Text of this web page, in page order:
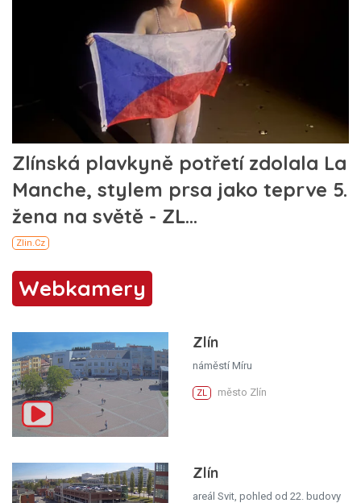
Webkamery
Zlín
náměstí Míru
ZL město Zlín
Zlín
areál Svit, pohled od 22. budovy